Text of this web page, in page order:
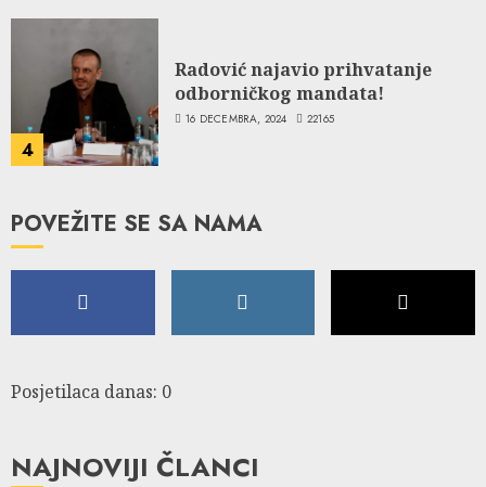
4
Radović najavio prihvatanje
odborničkog mandata!
16 DECEMBRA, 2024 22165
POVEŽITE SE SA NAMA
Posjetilaca danas: 0
NAJNOVIJI ČLANCI